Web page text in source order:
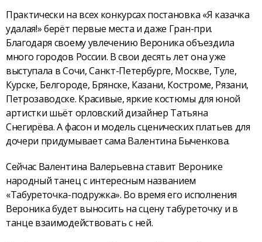
Практически на всех конкурсах постановка «Я казачка
удалая!» берёт первые места и даже Гран-при.
Благодаря своему увлечению Вероника объездила
много городов России. В свои десять лет она уже
выступала в Сочи, Санкт-Петербурге, Москве, Туле,
Курске, Белгороде, Брянске, Казани, Костроме, Рязани,
Петрозаводске. Красивые, яркие костюмы для юной
артистки шьёт орловский дизайнер Татьяна
Снегирёва. А фасон и модель сценических платьев для
дочери придумывает сама Валентина Быченкова.
Сейчас Валентина Валерьевна ставит Веронике
народный танец с интересным названием
«Табуреточка-подружка». Во время его исполнения
Вероника будет выносить на сцену табуреточку и в
танце взаимодействовать с ней.